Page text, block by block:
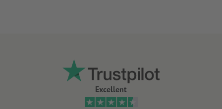
Excellent